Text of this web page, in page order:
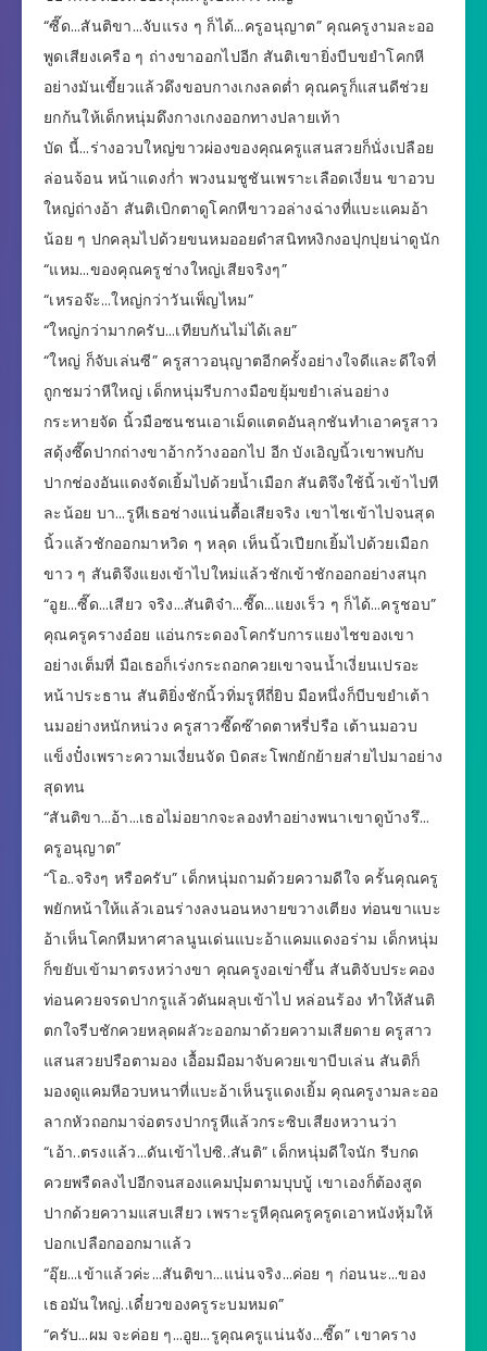
“ซี๊ด…สันติขา…จับแรง ๆ ก็ได้…ครูอนุญาต” คุณครูงามละออ
พูดเสียงเครือ ๆ ถ่างขาออกไปอีก สันติเขายิ่งบีบขยำโคกหี
อย่างมันเขี้ยวแล้วดึงขอบกางเกงลดต่ำ คุณครูก็แสนดีช่วย
ยกก้นให้เด็กหนุ่มดึงกางเกงออกทางปลายเท้า
บัด นี้…ร่างอวบใหญ่ขาวผ่องของคุณครูแสนสวยก็นั่งเปลือย
ล่อนจ้อน หน้าแดงก่ำ พวงนมชูชันเพราะเลือดเงี่ยน ขาอวบ
ใหญ่ถ่างอ้า สันติเบิกตาดูโคกหีขาวอล่างฉ่างที่แบะแคมอ้า
น้อย ๆ ปกคลุมไปด้วยขนหมออยดำสนิทหงิกงอปุกปุยน่าดูนัก
“แหม…ของคุณครูช่างใหญ่เสียจริงๆ”
“เหรอจ๊ะ…ใหญ่กว่าวันเพ็ญไหม”
“ใหญ่กว่ามากครับ…เทียบกันไม่ได้เลย”
“ใหญ่ ก็จับเล่นซี” ครูสาวอนุญาตอีกครั้งอย่างใจดีและดีใจที่
ถูกชมว่าหีใหญ่ เด็กหนุ่มรีบกางมือขยุ้มขยำเล่นอย่าง
กระหายจัด นิ้วมือซนชนเอาเม็ดแตดอันลุกชันทำเอาครูสาว
สดุ้งซี๊ดปากถ่างขาอ้ากว้างออกไป อีก บังเอิญนิ้วเขาพบกับ
ปากช่องอันแดงจัดเยิ้มไปด้วยน้ำเมือก สันติจึงใช้นิ้วเข้าไปที
ละน้อย บา…รูหีเธอช่างแน่นตื้อเสียจริง เขาไชเข้าไปจนสุด
นิ้วแล้วชักออกมาหวิด ๆ หลุด เห็นนิ้วเปียกเยิ้มไปด้วยเมือก
ขาว ๆ สันติจึงแยงเข้าไปใหม่แล้วชักเข้าชักออกอย่างสนุก
“อูย…ซี๊ด…เสียว จริง…สันติจ๋า…ซี๊ด…แยงเร็ว ๆ ก็ได้…ครูชอบ”
คุณครูครางอ๋อย แอ่นกระดองโคกรับการแยงไชของเขา
อย่างเต็มที่ มือเธอก็เร่งกระถอกควยเขาจนน้ำเงี่ยนเปรอะ
หน้าประธาน สันติยิ่งชักนิ้วทิ่มรูหีถี่ยิบ มือหนึ่งก็บีบขยำเต้า
นมอย่างหนักหน่วง ครูสาวซี๊ดซ๊าดตาหรี่ปรือ เต้านมอวบ
แข็งปั๋งเพราะความเงี่ยนจัด บิดสะโพกยักย้ายส่ายไปมาอย่าง
สุดทน
“สันติขา…อ้า…เธอไม่อยากจะลองทำอย่างพนาเขาดูบ้างรึ…
ครูอนุญาต”
“โอ..จริงๆ หรือครับ” เด็กหนุ่มถามด้วยความดีใจ ครั้นคุณครู
พยักหน้าให้แล้วเอนร่างลงนอนหงายขวางเตียง ท่อนขาแบะ
อ้าเห็นโคกหีมหาศาลนูนเด่นแบะอ้าแคมแดงอร่าม เด็กหนุ่ม
ก็ขยับเข้ามาตรงหว่างขา คุณครูงอเข่าขึ้น สันติจับประคอง
ท่อนควยจรดปากรูแล้วดันผลุบเข้าไป หล่อนร้อง ทำให้สันติ
ตกใจรีบชักควยหลุดผลัวะออกมาด้วยความเสียดาย ครูสาว
แสนสวยปรือตามอง เอื้อมมือมาจับควยเขาบีบเล่น สันติก็
มองดูแคมหีอวบหนาที่แบะอ้าเห็นรูแดงเยิ้ม คุณครูงามละออ
ลากหัวถอกมาจ่อตรงปากรูหีแล้วกระซิบเสียงหวานว่า
“เอ้า..ตรงแล้ว…ดันเข้าไปซิ..สันติ” เด็กหนุ่มดีใจนัก รีบกด
ควยพรืดลงไปอีกจนสองแคมบุ๋มตามบุบบู้ เขาเองก็ต้องสูด
ปากด้วยความแสบเสียว เพราะรูหีคุณครูครูดเอาหนังหุ้มให้
ปอกเปลือกออกมาแล้ว
“อุ๊ย…เข้าแล้วค่ะ…สันติขา…แน่นจริง…ค่อย ๆ ก่อนนะ…ของ
เธอมันใหญ่..เดี๋ยวของครูระบมหมด”
“ครับ…ผม จะค่อย ๆ…อูย…รูคุณครูแน่นจัง…ซี๊ด” เขาคราง